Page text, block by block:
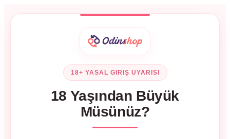
18+ YASAL GIRIŞ UYARISI
18 Yaşından Büyük
Müsünüz?